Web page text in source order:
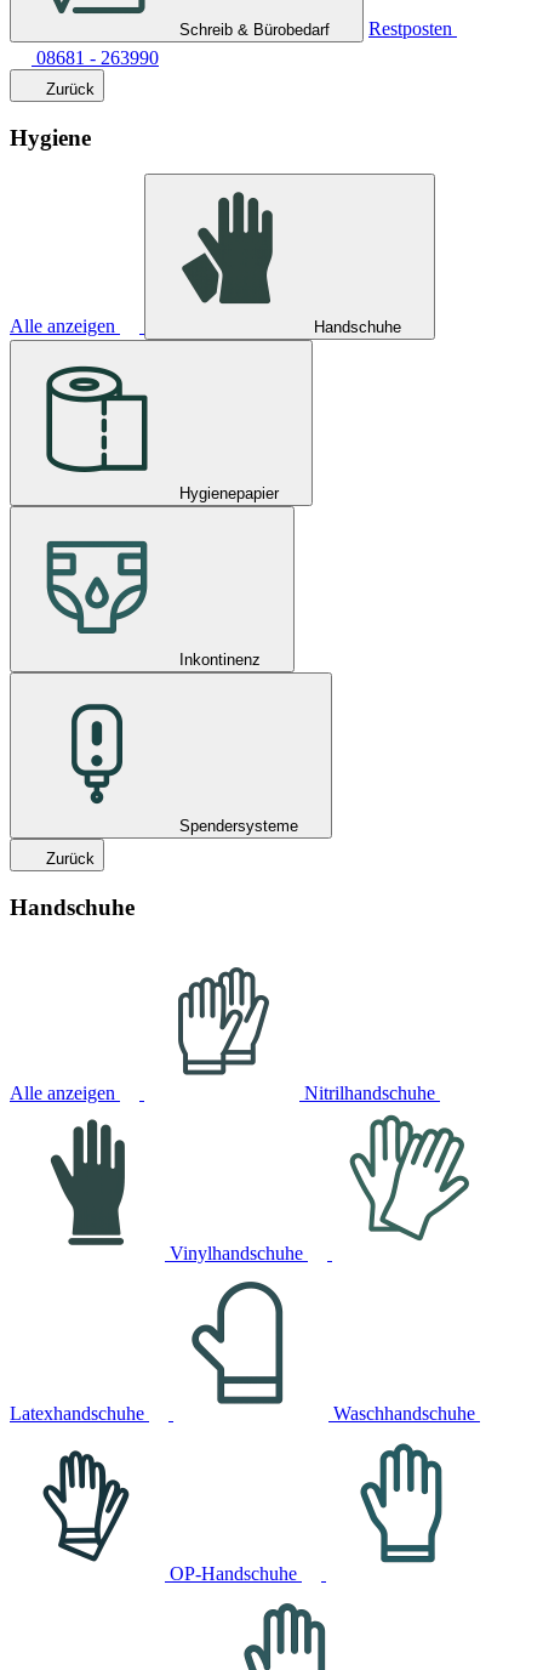
Schreib & Bürobedarf
Restposten
08681 - 263990
Zurück
Hygiene
Alle anzeigen Handschuhe
Hygienepapier
Inkontinenz
Spendersysteme
Zurück
Handschuhe
Alle anzeigen Nitrilhandschuhe
Vinylhandschuhe
Latexhandschuhe Waschhandschuhe
OP-Handschuhe